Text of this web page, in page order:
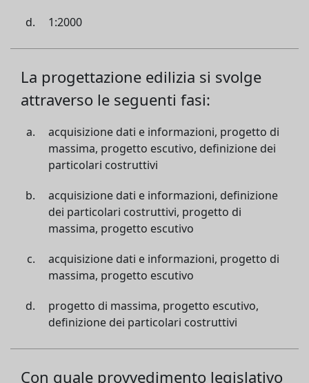
1:2000
La progettazione edilizia si svolge
attraverso le seguenti fasi:
acquisizione dati e informazioni, progetto di
massima, progetto escutivo, definizione dei
particolari costruttivi
acquisizione dati e informazioni, definizione
dei particolari costruttivi, progetto di
massima, progetto escutivo
acquisizione dati e informazioni, progetto di
massima, progetto escutivo
progetto di massima, progetto escutivo,
definizione dei particolari costruttivi
Con quale provvedimento legislativo